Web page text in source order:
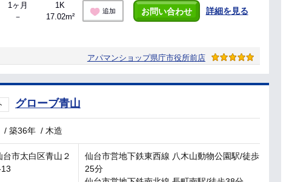
1ヶ月
－
1K
17.02m²
追加 お問い合わせ 詳細を見る
アパマンショップ県庁市役所前店
グローブ青山
/築36年 / 木造
台市太白区青山２
仙台市営地下鉄東西線 八木山動物公園駅/徒歩
25分